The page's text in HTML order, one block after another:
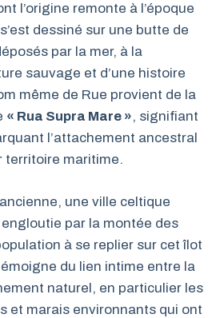
l’origine remonte à l’époque
dessiné sur une butte de
par la mer, à la
sauvage et d’une histoire
même de Rue provient de la
« Rua Supra Mare », signifiant
l’attachement ancestral
territoire maritime.
une ville celtique
par la montée des
à se replier sur cet îlot
du lien intime entre la
naturel, en particulier les
et marais environnants qui ont